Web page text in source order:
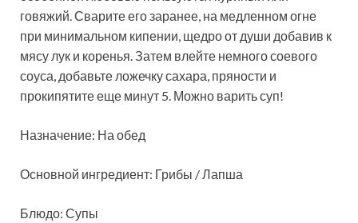
говяжий. Сварите его заранее, на медленном огне
при минимальном кипении, щедро от души добавив к
мясу лук и коренья. Затем влейте немного соевого
соуса, добавьте ложечку сахара, пряности и
прокипятите еще минут 5. Можно варить суп!
Назначение: На обед
Основной ингредиент: Грибы / Лапша
Блюдо: Супы